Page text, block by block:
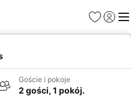
Ulubione
Goście i pokoje
2 gości, 1 pokój.